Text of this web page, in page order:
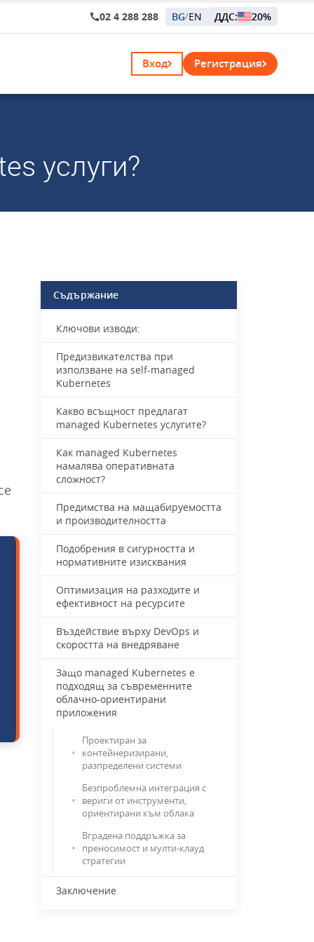
Вход Регистрация
02 4 288 288 BG/EN ДДС: 20%
услуги?
Съдържание
Ключови изводи:
Предизвикателства при
използване на self-managed
Kubernetes
Какво всъщност предлагат
managed Kubernetes услугите?
Как managed Kubernetes
намалява оперативната
сложност?
Предимства на мащабируемостта
и производителността
Подобрения в сигурността и
нормативните изисквания
Оптимизация на разходите и
ефективност на ресурсите
Въздействие върху DevOps и
скоростта на внедряване
Защо managed Kubernetes е
подходящ за съвременните
облачно-ориентирани
приложения
Проектиран за
контейнеризирани,
разпределени системи
Безпроблемна интеграция с
вериги от инструменти,
ориентирани към облака
Вградена поддръжка за
преносимост и мулти-клауд
стратегии
Заключение